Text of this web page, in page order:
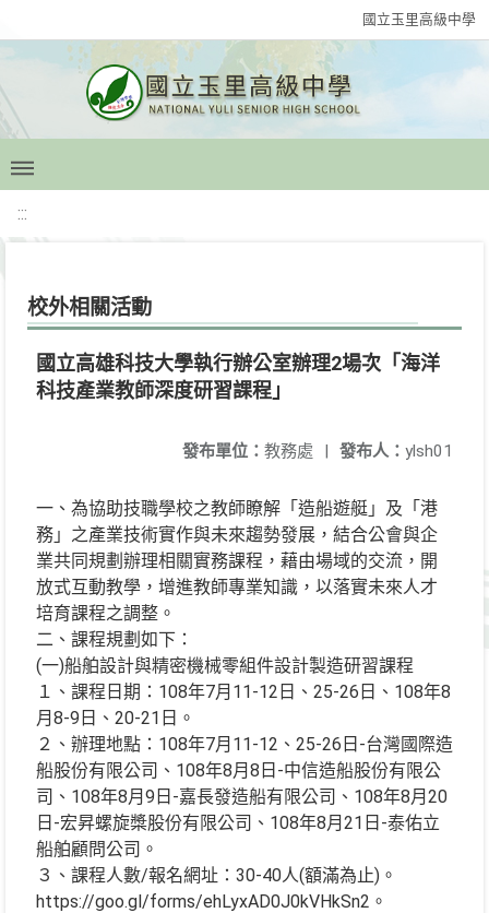
國立玉里高級中學
:::
校外相關活動
國立高雄科技大學執行辦公室辦理2場次「海洋
科技產業教師深度研習課程」
發布人： ylsh01
發布單位： 教務處 |
一、為協助技職學校之教師瞭解「造船遊艇」及「港
務」之產業技術實作與未來趨勢發展，結合公會與企
業共同規劃辦理相關實務課程，藉由場域的交流，開
放式互動教學，增進教師專業知識，以落實未來人才
培育課程之調整。
二、課程規劃如下：
(一)船舶設計與精密機械零組件設計製造研習課程
１、課程日期：108年7月11-12日、25-26日、108年8
月8-9日、20-21日。
２、辦理地點：108年7月11-12、25-26日-台灣國際造
船股份有限公司、108年8月8日-中信造船股份有限公
司、108年8月9日-嘉長發造船有限公司、108年8月20
日-宏昇螺旋槳股份有限公司、108年8月21日-泰佑立
船舶顧問公司。
３、課程人數/報名網址：30-40人(額滿為止)。
https://goo.gl/forms/ehLyxAD0J0kVHkSn2。